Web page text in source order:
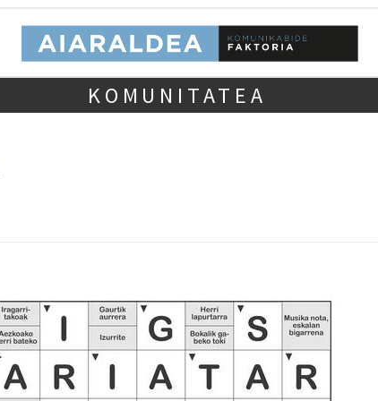
KOMUNITATEA